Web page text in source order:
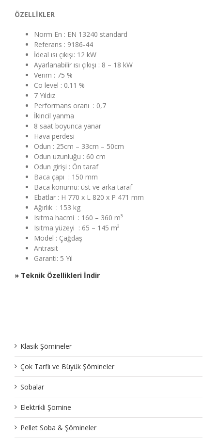
ÖZELLİKLER
Norm En : EN 13240 standard
Referans : 9186-44
İdeal ısı çıkışı: 12 kW
Ayarlanabilir ısı çıkışı : 8 – 18 kW
Verim : 75 %
Co level : 0.11 %
7 Yıldız
Performans oranı : 0,7
İkincil yanma
8 saat boyunca yanar
Hava perdesi
Odun : 25cm – 33cm – 50cm
Odun uzunluğu : 60 cm
Odun girişi : Ön taraf
Baca çapı : 150 mm
Baca konumu: üst ve arka taraf
Ebatlar : H 770 x L 820 x P 471 mm
Ağırlık : 153 kg
Isıtma hacmi : 160 – 360 m³
Isıtma yüzeyi : 65 – 145 m²
Model : Çağdaş
Antrasit
Garanti: 5 Yıl
» Teknik Özellikleri İndir
Klasik Şömineler
Çok Tarflı ve Büyük Şömineler
Sobalar
Elektrikli Şömine
Pellet Soba & Şömineler